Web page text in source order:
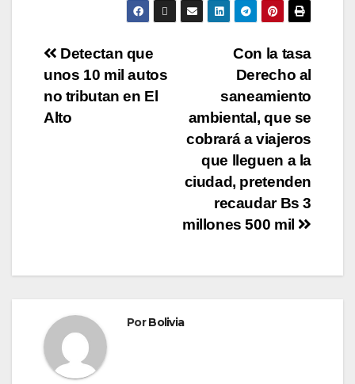
Con la tasa
Derecho al
saneamiento
ambiental, que se
cobrará a viajeros
que lleguen a la
ciudad, pretenden
recaudar Bs 3
millones 500 mil
Detectan que
unos 10 mil autos
no tributan en El
Alto
PorBolivia